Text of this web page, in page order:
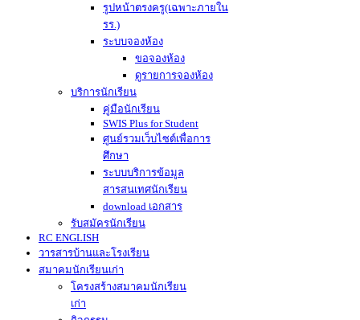
รูปหน้าตรงครู(เฉพาะภายใน
รร.)
ระบบจองห้อง
ขอจองห้อง
ดูรายการจองห้อง
บริการนักเรียน
คู่มือนักเรียน
SWIS Plus for Student
ศูนย์รวมเว็บไซต์เพื่อการ
ศึกษา
ระบบบริการข้อมูล
สารสนเทศนักเรียน
download เอกสาร
รับสมัครนักเรียน
RC ENGLISH
วารสารบ้านและโรงเรียน
สมาคมนักเรียนเก่า
โครงสร้างสมาคมนักเรียน
เก่า